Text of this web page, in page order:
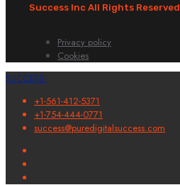
Success Inc All Rights Reserved
Privacy policy
Cookies
SUCCESS!
+1-561-412-5371
+1-754-444-0771
success@puredigitalsuccess.com